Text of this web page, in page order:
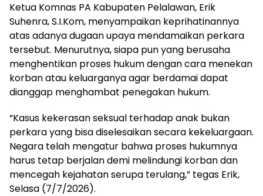
Ketua Komnas PA Kabupaten Pelalawan, Erik
Suhenra, S.I.Kom, menyampaikan keprihatinannya
atas adanya dugaan upaya mendamaikan perkara
tersebut. Menurutnya, siapa pun yang berusaha
menghentikan proses hukum dengan cara menekan
korban atau keluarganya agar berdamai dapat
dianggap menghambat penegakan hukum.
“Kasus kekerasan seksual terhadap anak bukan
perkara yang bisa diselesaikan secara kekeluargaan.
Negara telah mengatur bahwa proses hukumnya
harus tetap berjalan demi melindungi korban dan
mencegah kejahatan serupa terulang,” tegas Erik,
Selasa (7/7/2026).